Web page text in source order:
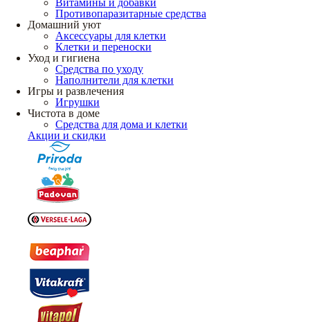
Витамины и добавки
Противопаразитарные средства
Домашний уют
Аксессуары для клетки
Клетки и переноски
Уход и гигиена
Средства по уходу
Наполнители для клетки
Игры и развлечения
Игрушки
Чистота в доме
Средства для дома и клетки
Акции и скидки